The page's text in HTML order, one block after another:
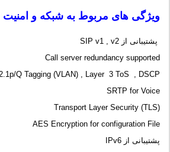
ویژگی های مربوط به شبکه و امنیت
پشتیبانی از SIP v1 , v2
Call server redundancy supported
Q Tagging (VLAN) , Layer 3 ToS , DSCP
SRTP for Voice
Transport Layer Security (TLS)
AES Encryption for configuration File
پشتیبانی از IPv6